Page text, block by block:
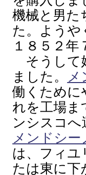
機械と男た
た。ようや
１８５２
そうして
ました。
メ
働くために
れを工場ま
ンシスコ
メンドシー
は、フィユ
たは東に下